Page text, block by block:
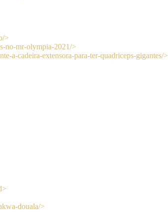
>
no-mr-olympia-2021/>
a-cadeira-extensora-para-ter-quadriceps-gigantes/>
douala/>